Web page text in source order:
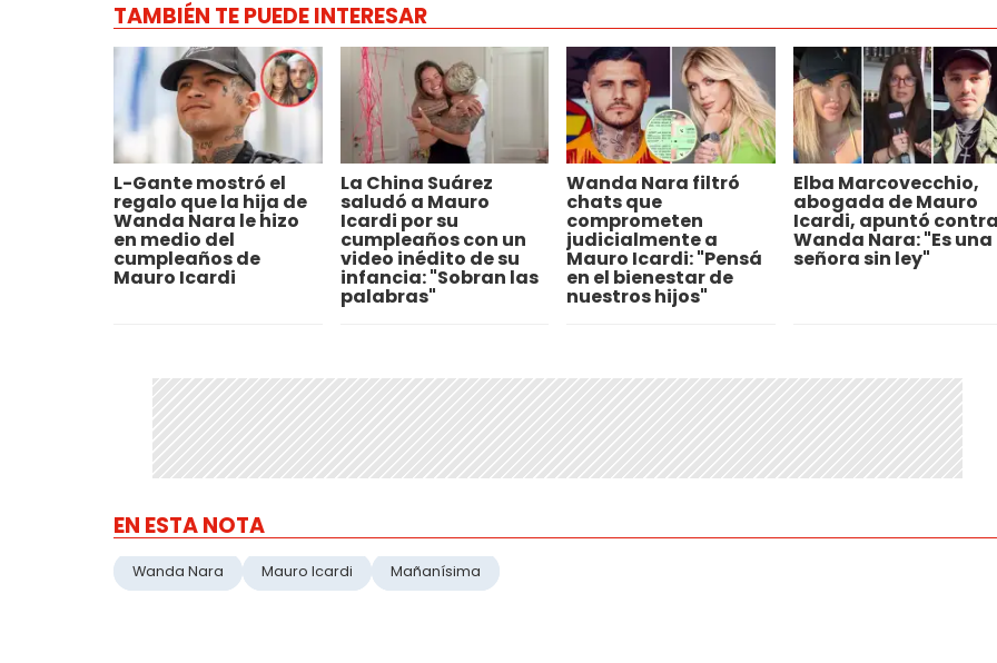
TAMBIÉN TE PUEDE INTERESAR
L-Gante mostró el
regalo que la hija de
Wanda Nara le hizo
en medio del
cumpleaños de
Mauro Icardi
La China Suárez
saludó a Mauro
Icardi por su
cumpleaños con un
video inédito de su
infancia: "Sobran las
palabras"
Wanda Nara filtró
chats que
comprometen
judicialmente a
Mauro Icardi: "Pensá
en el bienestar de
nuestros hijos"
Elba Marcovecchio,
abogada de Mauro
Icardi, apuntó
Wanda Nara: "Es una
señora sin ley"
EN ESTA NOTA
Wanda Nara Mauro Icardi Mañanísima